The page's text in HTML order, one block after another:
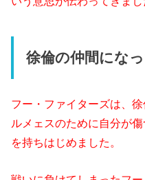
徐倫の仲間にな
フー・ファイターズは、
ルメェスのために自分が
を持ちはじめました。